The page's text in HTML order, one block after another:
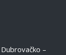
–